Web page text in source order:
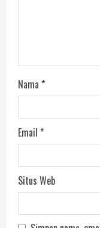
Nama *
Email *
Situs Web